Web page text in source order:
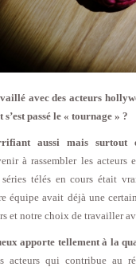
avec des acteurs
passé le « tournage » ?
aussi mais surtout
à rassembler les acteurs
télés en cours était
équipe avait déjà une
et notre choix de travailler
apporte tellement à la
acteurs qui contribue au